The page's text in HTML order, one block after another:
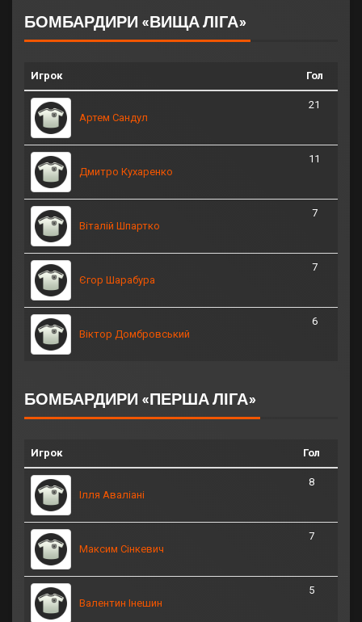
БОМБАРДИРИ «ВИЩА ЛІГА»
Игрок Гол
Артем Сандул
21
Дмитро Кухаренко
11
Віталій Шпартко
7
Єгор Шарабура
7
Віктор Домбровський
6
БОМБАРДИРИ «ПЕРША ЛІГА»
Игрок Гол
Ілля Аваліані
8
Максим Сінкевич
7
Валентин Інешин
5